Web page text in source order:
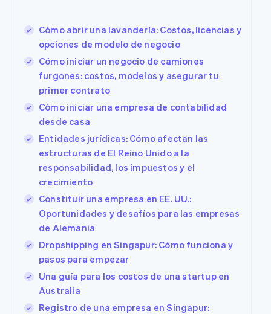
Optimizaciones
de aceptación
Link
Proceso de
compra
acelerado
contable
Stripe Sigma
Informes
personalizados
Data Pipeline
Sincronización
Más
Product roadmap
Ver lo que viene
Radar
Prevención de fraude
Atlas
Constitución de una startup
Climate
Eliminación de dióxido de carbono
Plataformas
SaaS
Por sector
Empresas de IA
creadores
Juegos
Hostelería, viajes y
ocio
Seguros
comunicación y
entretenimiento
Organizaciones sin
fines de lucro
Servicios
profesionales
Sector público
Minorista
Ofrecer cobro por
consumo
respaldadas por
monedas estables
gestiona servicios
con agentes
Recursos
Integraciones de
Ejemplos de código
Blog de
desarrolladores
Estado de la API
Hoja de ruta del
producto
Conferencia anual
Sessions
Empleos
Sala de prensa
Stripe Press
Contacto
Contacta con ventas
Conviértete en socio
Cómo abrir una lavandería: Costos, licencias y
opciones de modelo de negocio
Cómo iniciar un negocio de camiones
furgones: costos, modelos y asegurar tu
primer contrato
Cómo iniciar una empresa de contabilidad
desde casa
Entidades jurídicas: Cómo afectan las
estructuras de El Reino Unido a la
responsabilidad, los impuestos y el
crecimiento
Constituir una empresa en EE. UU.:
Oportunidades y desafíos para las empresas
de Alemania
Dropshipping en Singapur: Cómo funciona y
pasos para empezar
Una guía para los costos de una startup en
Australia
Registro de una empresa en Singapur: